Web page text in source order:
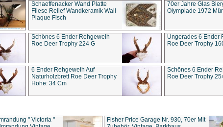
Schaeffenacker Wand Platte
Fliese Relief Wandkeramik Wall
Plaque Fisch
70er Jahre Glas
Olympiade 1972
Schönes 6 Ender Rehgeweih
Roe Deer Trophy 224 G
Ungerades 6 Ender
Roe Deer Trophy
6 Ender Rehgeweih Auf
Naturholzbrett Roe Deer Trophy
Höhe: 34 Cm
Schönes 6 Ender
Roe Deer Trophy
" Victoria "
Fisher Price Garage Nr. 930, 70er Mit